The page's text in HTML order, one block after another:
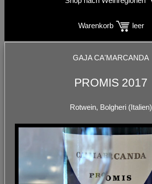
Warenkorb leer
GAJA CA'MARCANDA
PROMIS 2017
Rotwein, Bolgheri (Italien)